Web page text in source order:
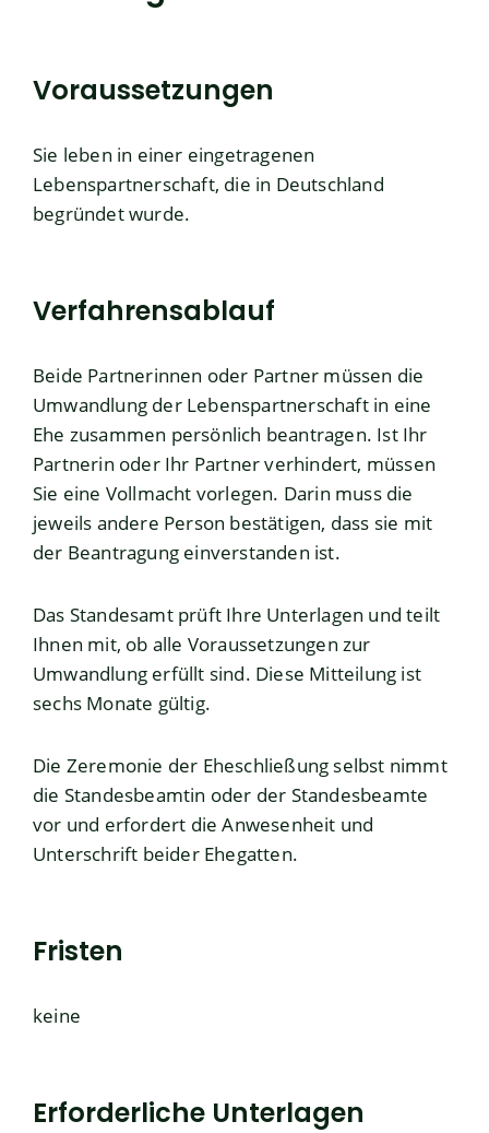
Voraussetzungen
Sie leben in einer eingetragenen
Lebenspartnerschaft, die in Deutschland
begründet wurde.
Verfahrensablauf
Beide Partnerinnen oder Partner müssen die
Umwandlung der Lebenspartnerschaft in eine
Ehe zusammen persönlich beantragen. Ist Ihr
Partnerin oder Ihr Partner verhindert, müssen
Sie eine Vollmacht vorlegen. Darin muss die
jeweils andere Person bestätigen, dass sie mit
der Beantragung einverstanden ist.
Das Standesamt prüft Ihre Unterlagen und teilt
Ihnen mit, ob alle Voraussetzungen zur
Umwandlung erfüllt sind. Diese Mitteilung ist
sechs Monate gültig.
Die Zeremonie der Eheschließung selbst nimmt
die Standesbeamtin oder der Standesbeamte
vor und erfordert die Anwesenheit und
Unterschrift beider Ehegatten.
Fristen
keine
Erforderliche Unterlagen